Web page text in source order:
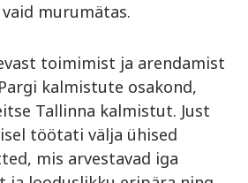
murumätas.
toimimist ja arendamist
kalmistute osakond,
Tallinna kalmistut. Just
töötati välja ühised
mis arvestavad iga